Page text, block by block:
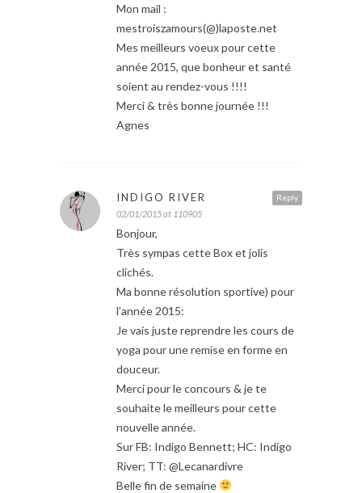
Mon mail :
mestroiszamours(@)laposte.net
Mes meilleurs voeux pour cette
année 2015, que bonheur et santé
soient au rendez-vous !!!!
Merci & très bonne journée !!!
Agnes
Reply
INDIGO RIVER
02/01/2015 at 110905
Bonjour,
Très sympas cette Box et jolis
clichés.
Ma bonne résolution sportive) pour
l’année 2015:
Je vais juste reprendre les cours de
yoga pour une remise en forme en
douceur.
Merci pour le concours & je te
souhaite le meilleurs pour cette
nouvelle année.
Sur FB: Indigo Bennett; HC: Indigo
River; TT: @Lecanardivre
Belle fin de semaine